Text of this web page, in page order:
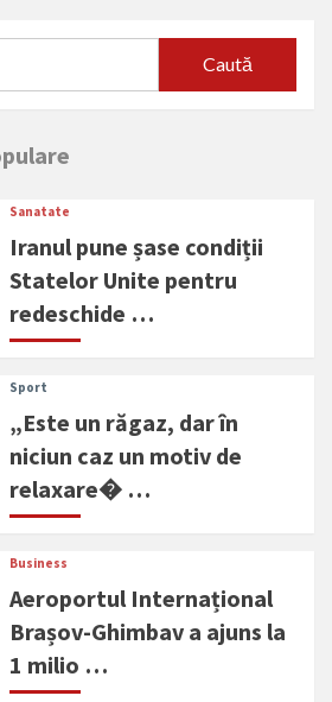
Sanatate
Iranul pune șase condiții
Statelor Unite pentru
redeschide …
Sport
„Este un răgaz, dar în
niciun caz un motiv de
relaxare� …
Business
Aeroportul Internațional
Brașov-Ghimbav a ajuns la
1 milio …